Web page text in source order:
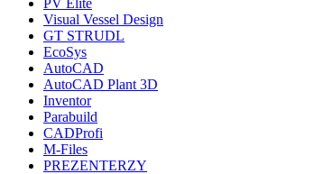
PV Elite
Visual Vessel Design
GT STRUDL
EcoSys
AutoCAD
AutoCAD Plant 3D
Inventor
Parabuild
CADProfi
M-Files
PREZENTERZY